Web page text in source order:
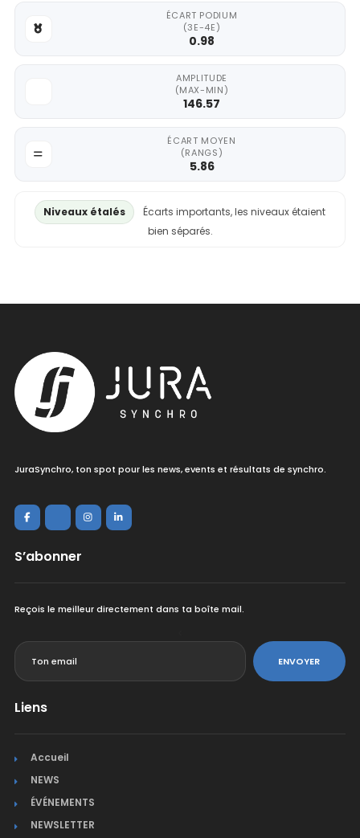
ÉCART PODIUM
(3E-4E)
0.98
AMPLITUDE
(MAX-MIN)
146.57
ÉCART MOYEN
(RANGS)
5.86
Niveaux étalés
Écarts importants, les niveaux étaient
bien séparés.
JuraSynchro, ton spot pour les news, events et résultats de synchro.
S’abonner
Reçois le meilleur directement dans ta boîte mail.
ENVOYER
Liens
Accueil
NEWS
ÉVÉNEMENTS
NEWSLETTER